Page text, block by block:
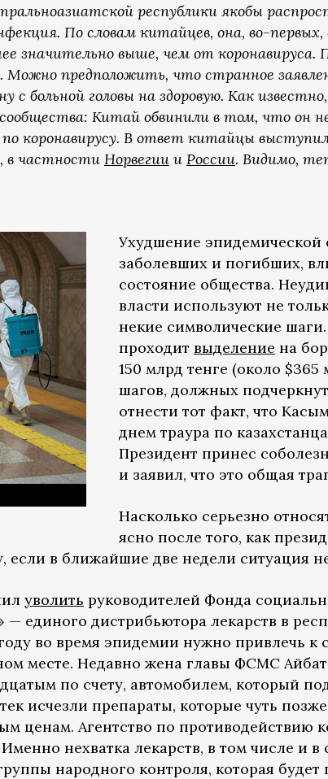
республики якобы
По словам китайцев, она, во-
значительно выше, чем от коронавируса.
Можно предположить, что странное
с больной головы на здоровую. Как
Китай обвинили в том, что он
коронавирусу. В ответ китайцы
в частности Норвегии и России. Видимо,
Ухудшение эпидемической
заболевших и погибших,
состояние общества.
власти используют не
некие символические
проходит выделение на
150 млрд тенге (около
шагов, должных
отнести тот факт, что
днем траура по
Президент принес
и заявил, что это общая
Насколько серьезно
ясно после того, как
если в ближайшие две недели ситуация
уволить руководителей Фонда
дистрибьютора лекарств в
во время эпидемии нужно привлечь к
месте. Недавно жена главы ФСМС
по счету, автомобилем, который
исчезли препараты, которые чуть
ценам. Агентство по противодействию
нехватка лекарств, в том числе и
народного контроля, которая